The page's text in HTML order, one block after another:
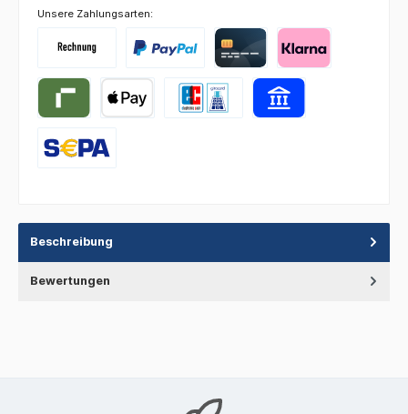
Unsere Zahlungsarten:
Beschreibung
Bewertungen